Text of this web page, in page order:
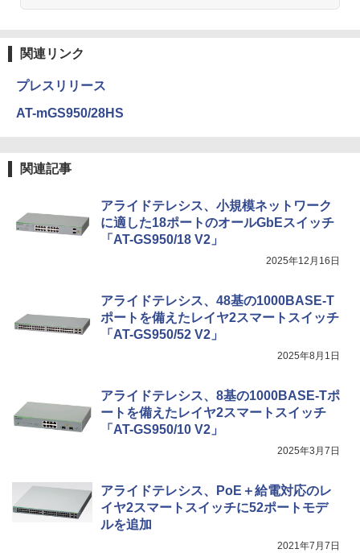
関連リンク
プレスリリース
AT-mGS950/28HS
関連記事
アライドテレシス、小規模ネットワーク
に適した18ポートのオールGbEスイッチ
「AT-GS950/18 V2」
2025年12月16日
アライドテレシス、48基の1000BASE-T
ポートを備えたレイヤ2スマートスイッチ
「AT-GS950/52 V2」
2025年8月1日
アライドテレシス、8基の1000BASE-Tポ
ートを備えたレイヤ2スマートスイッチ
「AT-GS950/10 V2」
2025年3月7日
アライドテレシス、PoE＋給電対応のレ
イヤ2スマートスイッチに52ポートモデ
ルを追加
2021年7月7日